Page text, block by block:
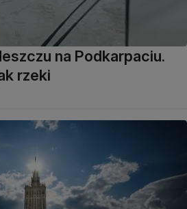
na Podkarpaciu.
rzeki